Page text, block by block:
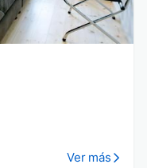
Ver más